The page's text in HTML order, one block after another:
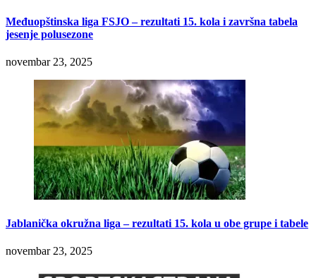
Međuopštinska liga FSJO – rezultati 15. kola i završna tabela
jesenje polusezone
novembar 23, 2025
Jablanička okružna liga – rezultati 15. kola u obe grupe i tabele
novembar 23, 2025